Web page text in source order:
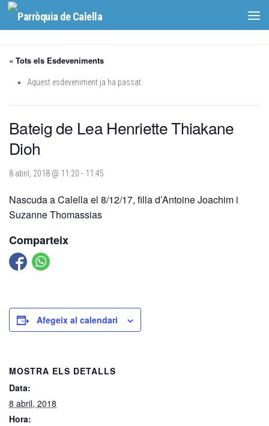
Skip to content
« Tots els Esdeveniments
Aquest esdeveniment ja ha passat.
Bateig de Lea Henriette Thiakane
Dioh
8 abril, 2018 @ 11:20 - 11:45
Nascuda a Calella el 8/12/17, filla d’Antoine Joachim i
Suzanne Thomassias
Comparteix
Afegeix al calendari
MOSTRA ELS DETALLS
Data:
8 abril, 2018
Hora: